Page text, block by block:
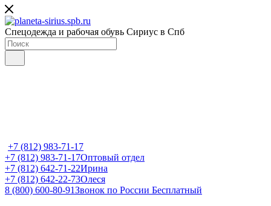
Спецодежда и рабочая обувь Сириус в Спб
+7 (812) 983-71-17
+7 (812) 983-71-17Оптовый отдел
+7 (812) 642-71-22Ирина
+7 (812) 642-22-73Олеся
8 (800) 600-80-91Звонок по России Бесплатный